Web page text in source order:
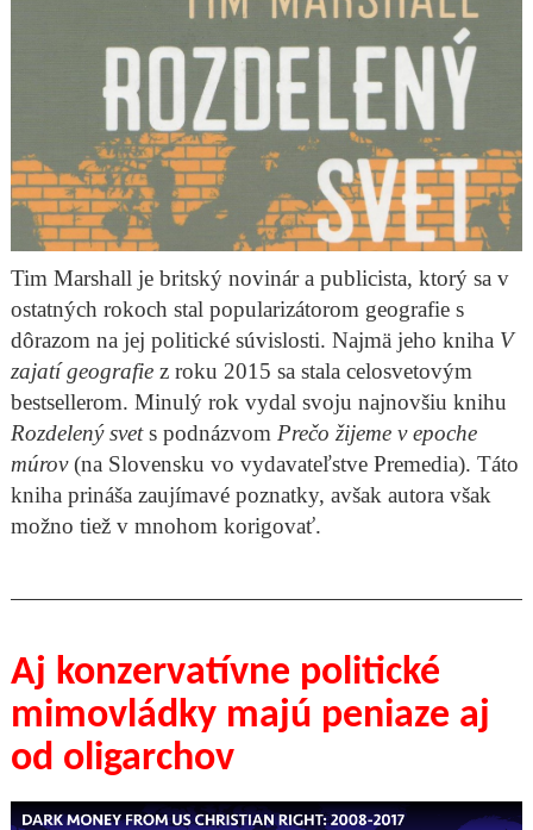
Tim Marshall je britský novinár a publicista, ktorý sa v
ostatných rokoch stal popularizátorom geografie s
dôrazom na jej politické súvislosti. Najmä jeho kniha V
zajatí geografiez roku 2015 sa stala celosvetovým
bestsellerom. Minulý rok vydal svoju najnovšiu knihu
Rozdelený svets podnázvom Prečo žijeme v epoche
múrov(na Slovensku vo vydavateľstve Premedia). Táto
kniha prináša zaujímavé poznatky, avšak autora však
možno tiež v mnohom korigovať.
Aj konzervatívne politické
mimovládky majú peniaze aj
od oligarchov